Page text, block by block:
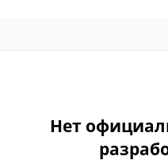
Нет